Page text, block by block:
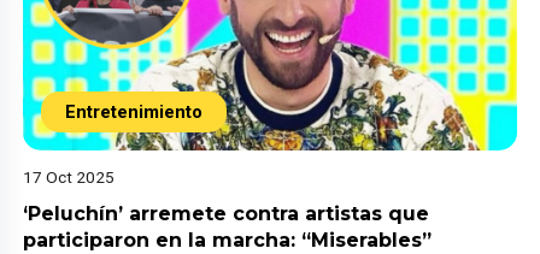
Entretenimiento
17 Oct 2025
‘Peluchín’ arremete contra artistas que
participaron en la marcha: “Miserables”